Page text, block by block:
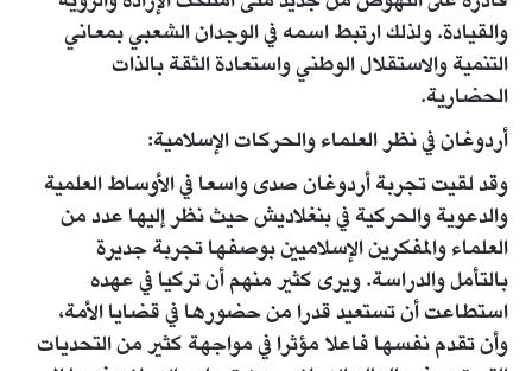
والقيادة. ولذلك ارتبط اسمه في الوجدان الشعبي بمعاني
التنمية والاستقلال الوطني واستعادة الثقة بالذات
الحضارية.
أردوغان في نظر العلماء والحركات الإسلامية:
وقد لقيت تجربة أردوغان صدى واسعا في الأوساط العلمية
والدعوية والحركية في بنغلاديش حيث نظر إليها عدد من
العلماء والمفكرين الإسلاميين بوصفها تجربة جديرة
بالتأمل والدراسة. ويرى كثير منهم أن تركيا في عهده
استطاعت أن تستعيد قدرا من حضورها في قضايا الأمة،
وأن تقدم نفسها فاعلا مؤثرا في مواجهة كثير من التحديات